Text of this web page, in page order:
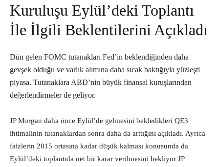
Kuruluşu Eylül’deki Toplantı
İle İlgili Beklentilerini Açıkladı
Dün gelen FOMC tutanakları Fed’in beklendiğinden daha
gevşek olduğu ve varlık alımına daha sıcak baktığıyla yüzleşti
piyasa. Tutanaklara ABD’nin büyük finansal kuruşlarından
değerlendirmeler de geliyor.
JP Morgan daha önce Eylül’de gelmesini bekledikleri QE3
ihtimalinin tutanaklardan sonra daha da arttığını açıkladı. Ayrıca
faizlerin 2015 ortasına kadar düşük kalması konusunda da
Eylül’deki toplantıda net bir karar verilmesini bekliyor JP